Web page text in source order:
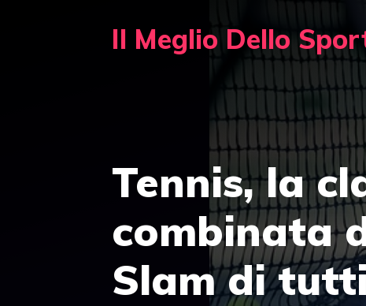
Il Meglio Dello
Tennis, la
combinata
Slam di